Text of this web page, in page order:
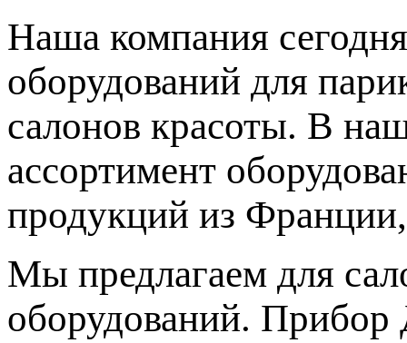
Наша компания
оборудований для
салонов красоты. В
ассортимент
продукций из
Мы предлагаем для
оборудований. Прибор